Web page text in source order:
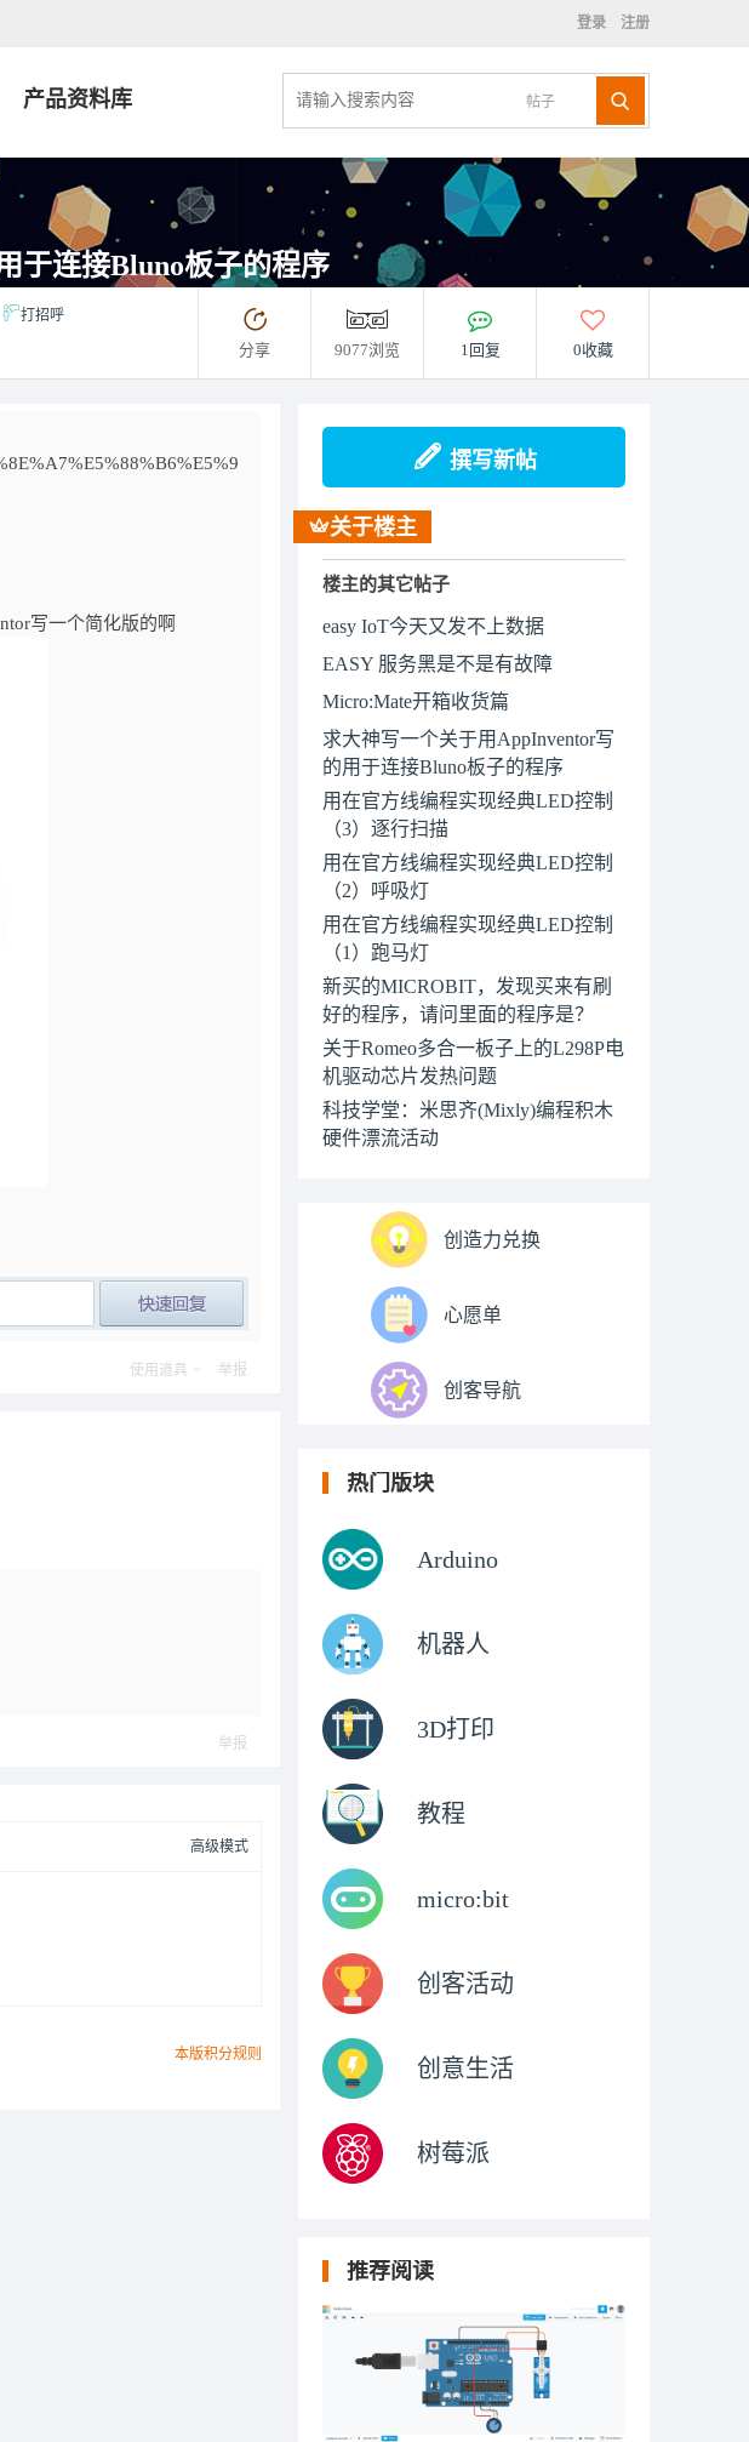
登录 注册
帖子
产品资料库
于连接Bluno板子的程序
打招呼
分享 9077浏览 1回复 0收藏
写一个简化版的啊
使用道具 举报
举报
高级模式
本版积分规则
撰写新帖
关于楼主
楼主的其它帖子
easy IoT今天又发不上数据
EASY 服务黑是不是有故障
Micro:Mate开箱收货篇
求大神写一个关于用AppInventor写
的用于连接Bluno板子的程序
用在官方线编程实现经典LED控制
（3）逐行扫描
用在官方线编程实现经典LED控制
（2）呼吸灯
用在官方线编程实现经典LED控制
（1）跑马灯
新买的MICROBIT，发现买来有刷
好的程序，请问里面的程序是？
关于Romeo多合一板子上的L298P电
机驱动芯片发热问题
科技学堂：米思齐(Mixly)编程积木
硬件漂流活动
创造力兑换
心愿单
创客导航
热门版块
Arduino
机器人
3D打印
教程
micro:bit
创客活动
创意生活
树莓派
推荐阅读